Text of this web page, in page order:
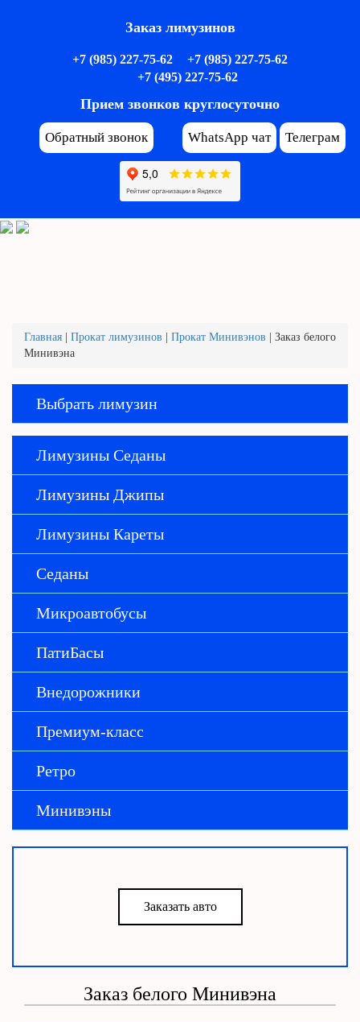
Заказ лимузинов
+7 (985) 227-75-62
+7 (985) 227-75-62
+7 (495) 227-75-62
Прием звонков круглосуточно
Обратный звонок WhatsApp чат Телеграм
Главная Прокат лимузинов Прокат Минивэнов
Заказ белого
Минивэна
Выбрать лимузин
Лимузины Седаны
Лимузины Джипы
Лимузины Кареты
Седаны
Микроавтобусы
ПатиБасы
Внедорожники
Премиум-класс
Ретро
Минивэны
Заказать авто
Заказ белого Минивэна